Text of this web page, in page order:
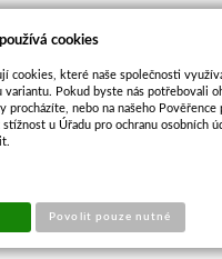
cookies
cookies, které naše společnosti
variantu. Pokud byste nás potřebovali
procházíte, nebo na našeho
u Úřadu pro ochranu osobních
Povolit pouze nutné